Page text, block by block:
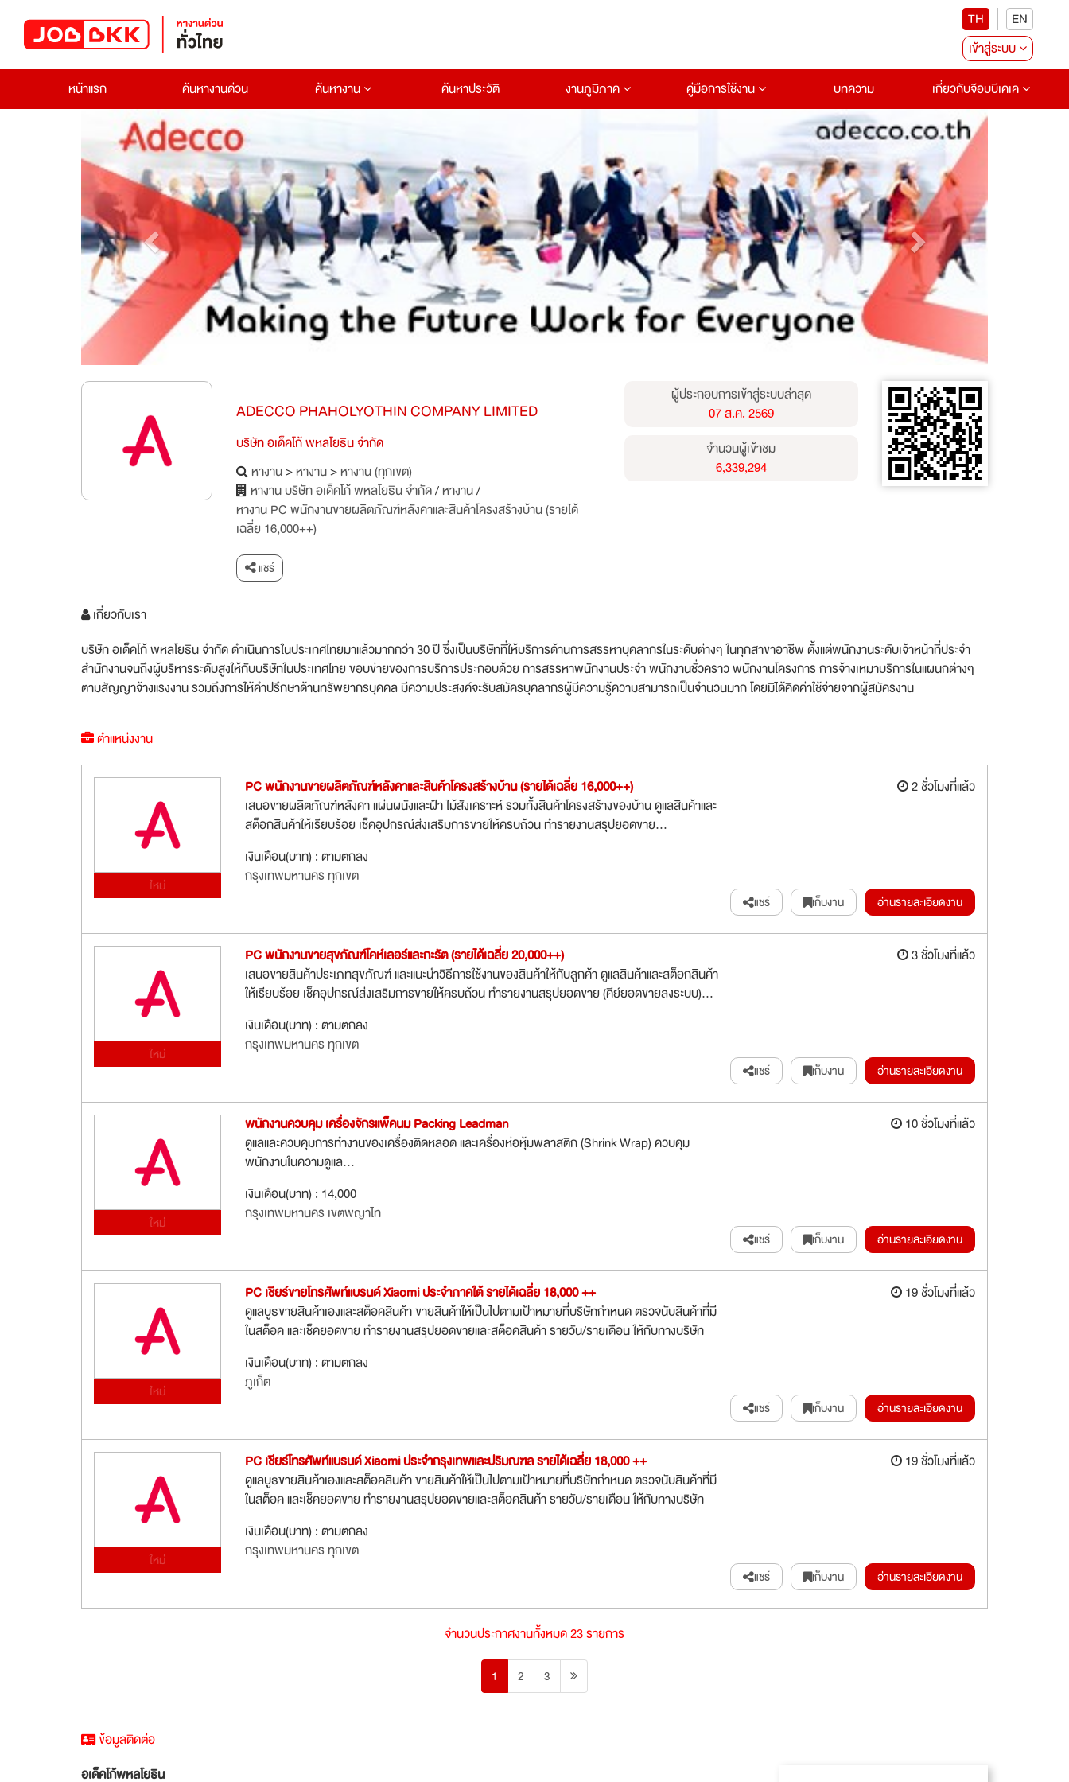
TH
EN
เข้าสู่ระบบ
หน้าแรก
ค้นหางานด่วน ค้นหางาน ค้นหาประวัติ งานภูมิภาค คู่มือการใช้งาน บทความ เกี่ยวกับจ๊อบบีเคเค
Previous
ADECCO PHAHOLYOTHIN COMPANY LIMITED
บริษัท อเด็คโก้ พหลโยธิน จำกัด
หางาน>หางาน>หางาน (ทุกเขต)
หางาน บริษัท อเด็คโก้ พหลโยธิน จำกัด/หางาน/
หางาน PC พนักงานขายผลิตภัณฑ์หลังคาและสินค้าโครงสร้างบ้าน (รายได้
เฉลี่ย 16,000++)
แชร์
ผู้ประกอบการเข้าสู่ระบบล่าสุด
07 ส.ค. 2569
จำนวนผู้เข้าชม
6,339,294
เกี่ยวกับเรา
บริษัท อเด็คโก้ พหลโยธิน จำกัด ดำเนินการในประเทศไทยมาแล้วมากกว่า 30 ปี ซึ่งเป็นบริษัทที่ให้บริการด้านการสรรหาบุคลากรในระดับต่างๆ ในทุกสาขาอาชีพ ตั้งแต่พนักงานระดับเจ้าหน้าที่ประจำ
สำนักงานจนถึงผู้บริหารระดับสูงให้กับบริษัทในประเทศไทย ขอบข่ายของการบริการประกอบด้วย การสรรหาพนักงานประจำ พนักงานชั่วคราว พนักงานโครงการ การจ้างเหมาบริการในแผนกต่างๆ
ตามสัญญาจ้างแรงงาน รวมถึงการให้คำปรึกษาด้านทรัพยากรบุคคล มีความประสงค์จะรับสมัครบุคลากรผู้มีความรู้ความสามารถเป็นจำนวนมาก โดยมิได้คิดค่าใช้จ่ายจากผู้สมัครงาน
ตำแหน่งงาน
ใหม่
PC พนักงานขายผลิตภัณฑ์หลังคาและสินค้าโครงสร้างบ้าน (รายได้เฉลี่ย 16,000++)
เสนอขายผลิตภัณฑ์หลังคา แผ่นผนังและฝ้า ไม้สังเคราะห์ รวมทั้งสินค้าโครงสร้างของบ้าน ดูแลสินค้าและ
สต็อกสินค้าให้เรียบร้อย เช็คอุปกรณ์ส่งเสริมการขายให้ครบถ้วน ทำรายงานสรุปยอดขาย...
เงินเดือน(บาท) : ตามตกลง
กรุงเทพมหานคร ทุกเขต
2 ชั่วโมงที่แล้ว
แชร์ เก็บงาน อ่านรายละเอียดงาน
ใหม่
PC พนักงานขายสุขภัณฑ์โคห์เลอร์และกะรัต (รายได้เฉลี่ย 20,000++)
เสนอขายสินค้าประเภทสุขภัณฑ์ และแนะนำวิธีการใช้งานของสินค้าให้กับลูกค้า ดูแลสินค้าและสต็อกสินค้า
ให้เรียบร้อย เช็คอุปกรณ์ส่งเสริมการขายให้ครบถ้วน ทำรายงานสรุปยอดขาย (คีย์ยอดขายลงระบบ)...
เงินเดือน(บาท) : ตามตกลง
กรุงเทพมหานคร ทุกเขต
3 ชั่วโมงที่แล้ว
แชร์ เก็บงาน อ่านรายละเอียดงาน
ใหม่
พนักงานควบคุม เครื่องจักรแพ็คนม Packing Leadman
ดูแลและควบคุมการทำงานของเครื่องติดหลอด และเครื่องห่อหุ้มพลาสติก (Shrink Wrap) ควบคุม
พนักงานในความดูแล...
เงินเดือน(บาท) : 14,000
กรุงเทพมหานคร เขตพญาไท
10 ชั่วโมงที่แล้ว
แชร์ เก็บงาน อ่านรายละเอียดงาน
ใหม่
PC เชียร์ขายโทรศัพท์แบรนด์ Xiaomi ประจำภาคใต้ รายได้เฉลี่ย 18,000 ++
ดูแลบูธขายสินค้าเองและสต็อคสินค้า ขายสินค้าให้เป็นไปตามเป้าหมายที่บริษัทกำหนด ตรวจนับสินค้าที่มี
ในสต็อค และเช็คยอดขาย ทำรายงานสรุปยอดขายและสต็อคสินค้า รายวัน/รายเดือน ให้กับทางบริษัท
เงินเดือน(บาท) : ตามตกลง
ภูเก็ต
19 ชั่วโมงที่แล้ว
แชร์ เก็บงาน อ่านรายละเอียดงาน
ใหม่
PC เชียร์โทรศัพท์แบรนด์ Xiaomi ประจำกรุงเทพและปริมณฑล รายได้เฉลี่ย 18,000 ++
ดูแลบูธขายสินค้าเองและสต็อคสินค้า ขายสินค้าให้เป็นไปตามเป้าหมายที่บริษัทกำหนด ตรวจนับสินค้าที่มี
ในสต็อค และเช็คยอดขาย ทำรายงานสรุปยอดขายและสต็อคสินค้า รายวัน/รายเดือน ให้กับทางบริษัท
เงินเดือน(บาท) : ตามตกลง
กรุงเทพมหานคร ทุกเขต
19 ชั่วโมงที่แล้ว
แชร์ เก็บงาน อ่านรายละเอียดงาน
จำนวนประกาศงานทั้งหมด 23 รายการ
1 2 3
ข้อมูลติดต่อ
อเด็คโก้พหลโยธิน